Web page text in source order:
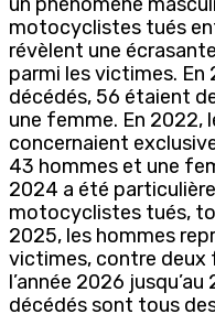
motocyclistes tués
révèlent une
parmi les victimes.
décédés, 56 étaient
une femme. En 2022,
concernaient
43 hommes et une
2024 a été
motocyclistes tués,
2025, les hommes
victimes, contre deux
l’année 2026
décédés sont tous